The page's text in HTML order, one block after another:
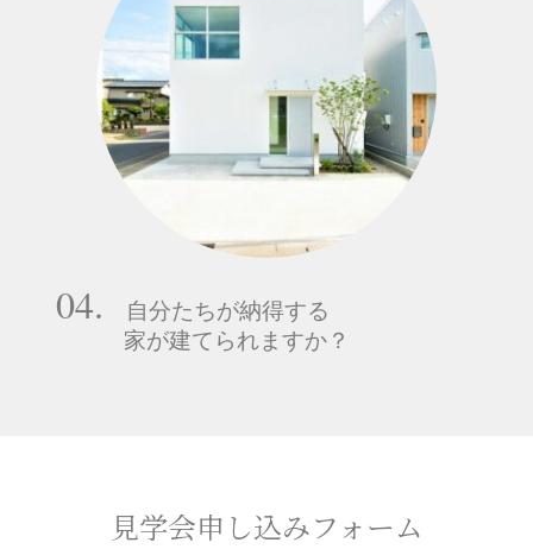
04.
自分たちが納得する
家が建てられますか？
見学会申し込みフォーム